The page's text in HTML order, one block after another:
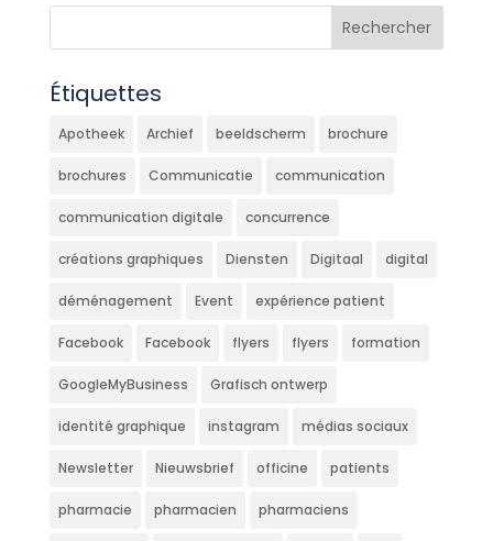
Étiquettes
Apotheek Archief beeldscherm brochure
brochures Communicatie communication
communication digitale concurrence
créations graphiques Diensten Digitaal digital
déménagement Event expérience patient
Facebook Facebook flyers flyers formation
GoogleMyBusiness Grafisch ontwerp
identité graphique instagram médias sociaux
Newsletter Nieuwsbrief officine patients
pharmacie pharmacien pharmaciens